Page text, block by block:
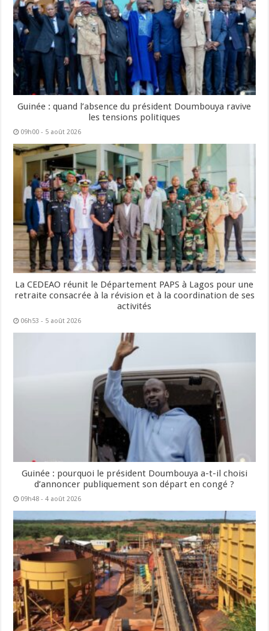
Guinée : quand l’absence du président Doumbouya ravive
les tensions politiques
09h00 - 5 août 2026
La CEDEAO réunit le Département PAPS à Lagos pour une
retraite consacrée à la révision et à la coordination de ses
activités
06h53 - 5 août 2026
Guinée : pourquoi le président Doumbouya a-t-il choisi
d’annoncer publiquement son départ en congé ?
09h48 - 4 août 2026